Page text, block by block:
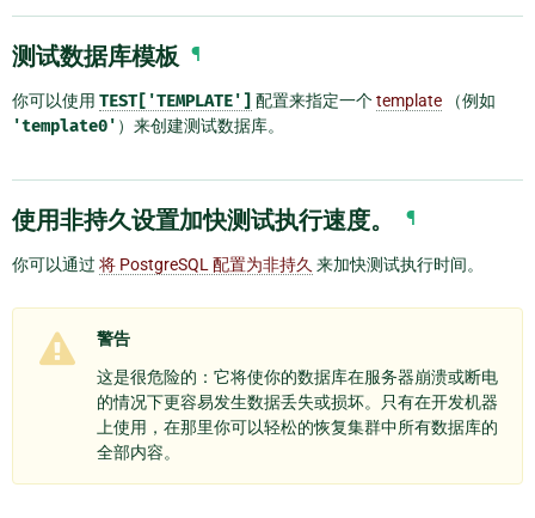
测试数据库模板 ¶
你可以使用 TEST['TEMPLATE'] 配置来指定一个template （例如
'template0' ）来创建测试数据库。
使用非持久设置加快测试执行速度。 ¶
你可以通过 将 PostgreSQL 配置为非持久 来加快测试执行时间。
警告
这是很危险的：它将使你的数据库在服务器崩溃或断电
的情况下更容易发生数据丢失或损坏。只有在开发机器
上使用，在那里你可以轻松的恢复集群中所有数据库的
全部内容。